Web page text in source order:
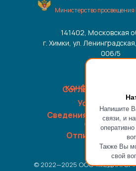
Напишите
связи, и
Также Вы
свой
© 2022—2025 ООО «МЕДИАТОР»
141402, Московская
г. Химки, ул.
006/5
Условия
Согласие на
Министерство просвещения
Сведения об
Отписка от